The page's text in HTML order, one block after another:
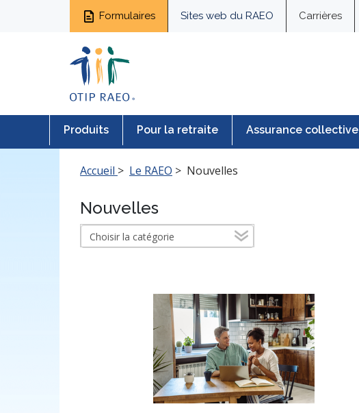
Formulaires Sites web du RAEO Carrières
Produits Pour la retraite Assurance collective
Accueil > Le RAEO > Nouvelles
Nouvelles
News Category